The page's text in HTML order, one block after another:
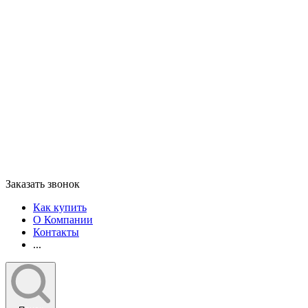
Заказать звонок
Как купить
О Компании
Контакты
...